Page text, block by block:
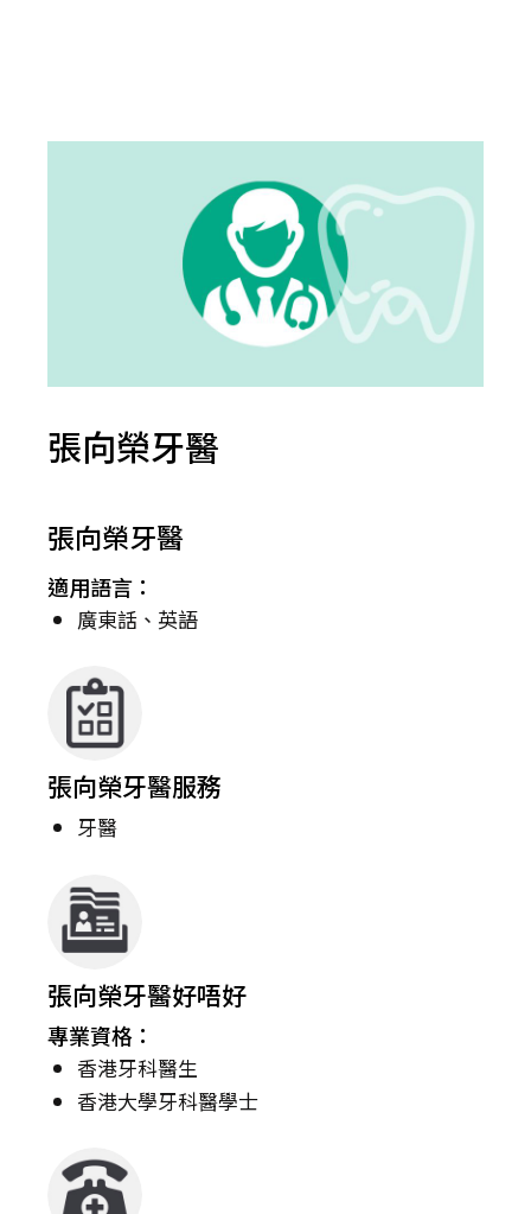
張向榮牙醫
張向榮牙醫
適用語言：
廣東話、英語
張向榮牙醫服務
牙醫
張向榮牙醫好唔好
專業資格：
香港牙科醫生
香港大學牙科醫學士